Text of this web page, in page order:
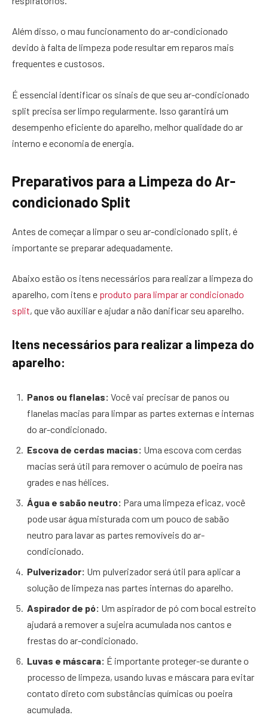
Além disso, o mau funcionamento do ar-condicionado
devido à falta de limpeza pode resultar em reparos mais
frequentes e custosos.
É essencial identificar os sinais de que seu ar-condicionado
split precisa ser limpo regularmente. Isso garantirá um
desempenho eficiente do aparelho, melhor qualidade do ar
interno e economia de energia.
Preparativos para a Limpeza do Ar-
condicionado Split
Antes de começar a limpar o seu ar-condicionado split, é
importante se preparar adequadamente.
Abaixo estão os itens necessários para realizar a limpeza do
aparelho, com itens e produto para limpar ar condicionado
split, que vão auxiliar e ajudar a não danificar seu aparelho.
Itens necessários para realizar a limpeza do
aparelho:
Panos ou flanelas: Você vai precisar de panos ou
flanelas macias para limpar as partes externas e internas
do ar-condicionado.
Escova de cerdas macias: Uma escova com cerdas
macias será útil para remover o acúmulo de poeira nas
grades e nas hélices.
Água e sabão neutro: Para uma limpeza eficaz, você
pode usar água misturada com um pouco de sabão
neutro para lavar as partes removíveis do ar-
condicionado.
Pulverizador: Um pulverizador será útil para aplicar a
solução de limpeza nas partes internas do aparelho.
Aspirador de pó: Um aspirador de pó com bocal estreito
ajudará a remover a sujeira acumulada nos cantos e
frestas do ar-condicionado.
Luvas e máscara: É importante proteger-se durante o
processo de limpeza, usando luvas e máscara para evitar
contato direto com substâncias químicas ou poeira
acumulada.